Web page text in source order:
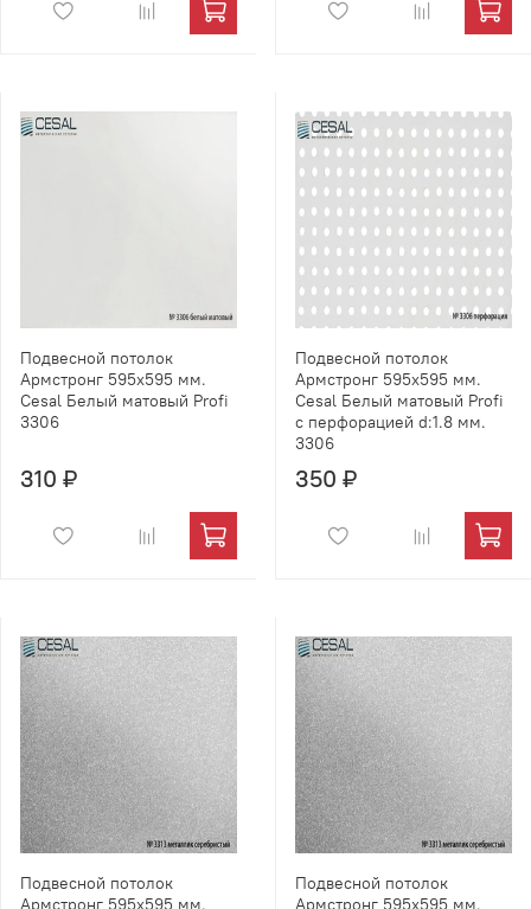
Подвесной потолок
Армстронг 595х595 мм.
Cesal Белый матовый Profi
3306
310 ₽
Подвесной потолок
Армстронг 595х595 мм.
Cesal Белый матовый Profi
с перфорацией d:1.8 мм.
3306
350 ₽
Подвесной потолок
Армстронг 595х595 мм.
Подвесной потолок
Армстронг 595х595 мм.